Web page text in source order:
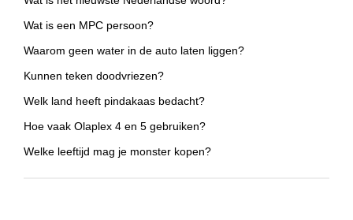
Wat is een MPC persoon?
Waarom geen water in de auto laten liggen?
Kunnen teken doodvriezen?
Welk land heeft pindakaas bedacht?
Hoe vaak Olaplex 4 en 5 gebruiken?
Welke leeftijd mag je monster kopen?